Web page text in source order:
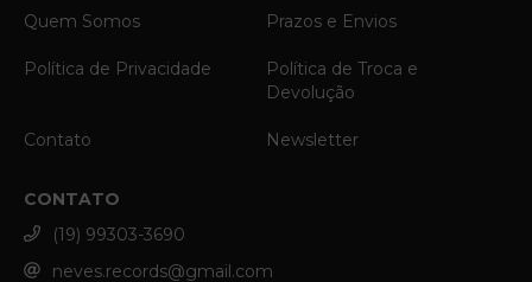
Quem Somos Prazos e Envios
Política de Privacidade
Política de Troca e
Devolução
Contato Newsletter
CONTATO
(19) 99303-3690
neves.records@gmail.com